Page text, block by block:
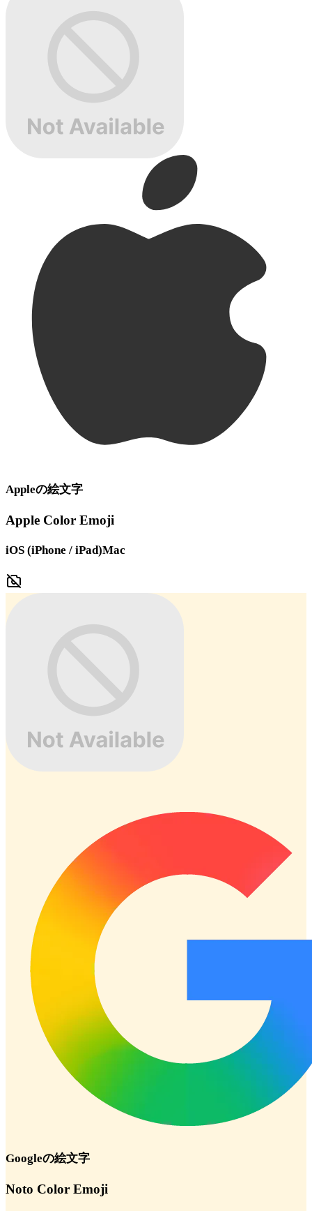
Appleの絵文字
Apple Color Emoji
iOS (iPhone / iPad)Mac
Googleの絵文字
Noto Color Emoji